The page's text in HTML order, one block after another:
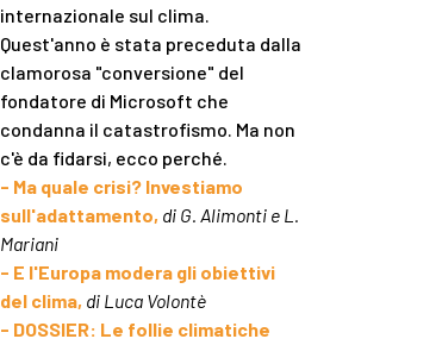
internazionale sul clima.
Quest'anno è stata preceduta dalla
clamorosa "conversione" del
fondatore di Microsoft che
condanna il catastrofismo. Ma non
c'è da fidarsi, ecco perché.
- Ma quale crisi? Investiamo
sull'adattamento, di G. Alimonti e L.
Mariani
- E l'Europa modera gli obiettivi
del clima, di Luca Volontè
- DOSSIER: Le follie climatiche